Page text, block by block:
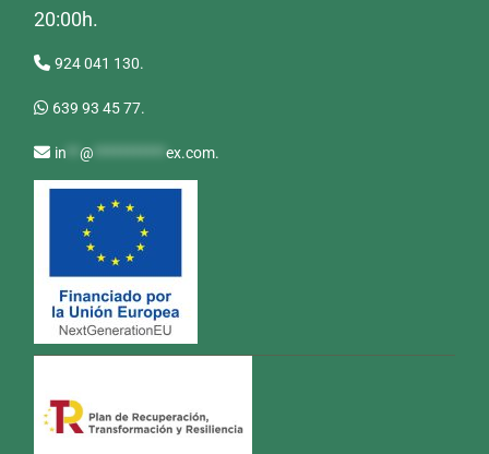
20:00h.
924 041 130.
639 93 45 77.
in **@ ***********ex.com.